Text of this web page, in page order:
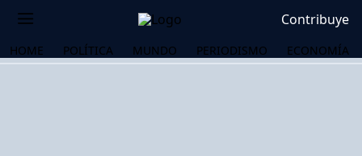
Contribuye
HOME POLÍTICA MUNDO PERIODISMO ECONOMÍA